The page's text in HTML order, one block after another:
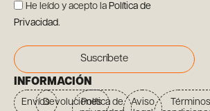
He leído y acepto la Política de
Privacidad.
Suscríbete
INFORMACIÓN
EnvíosDevolucionesPolítica de
Aviso